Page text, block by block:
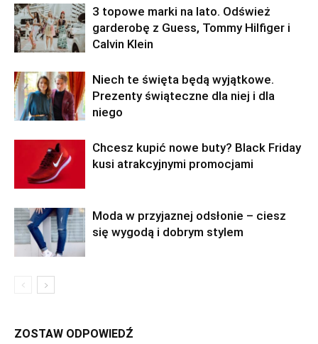
3 topowe marki na lato. Odśwież
garderobę z Guess, Tommy Hilfiger i
Calvin Klein
Niech te święta będą wyjątkowe.
Prezenty świąteczne dla niej i dla
niego
Chcesz kupić nowe buty? Black Friday
kusi atrakcyjnymi promocjami
Moda w przyjaznej odsłonie – ciesz
się wygodą i dobrym stylem
ZOSTAW ODPOWIEDŹ